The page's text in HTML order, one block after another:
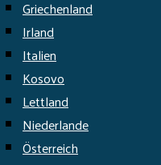
Griechenland
Irland
Italien
Kosovo
Lettland
Niederlande
Österreich